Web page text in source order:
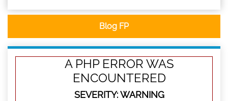
Blog FP
A PHP ERROR WAS
ENCOUNTERED
SEVERITY: WARNING